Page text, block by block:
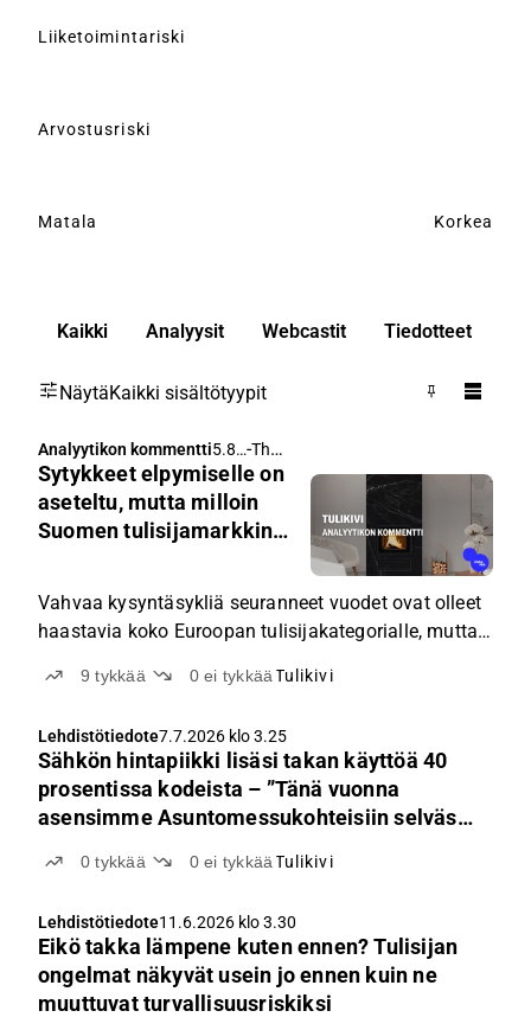
Liiketoimintariski
Arvostusriski
Matala Korkea
Kaikki Analyysit Webcastit Tiedotteet
NäytäKaikki sisältötyypit
Analyytikon kommentti5.8.
202
6 klo
4.54
- Thomas Westerholm
Sytykkeet elpymiselle on
aseteltu, mutta milloin
Suomen tulisijamarkkina
Vahvaa kysyntäsykliä seuranneet vuodet ovat olleet
haastavia koko Euroopan tulisijakategorialle, mutta
9tykkää 0ei tykkää Tulikivi
Lehdistötiedote7.7.2026 klo 3.25
Sähkön hintapiikki lisäsi takan käyttöä 40
prosentissa kodeista – ”Tänä vuonna
asensimme Asuntomessukohteisiin selvästi
0tykkää 0ei tykkää Tulikivi
Lehdistötiedote11.6.2026 klo 3.30
Eikö takka lämpene kuten ennen? Tulisijan
ongelmat näkyvät usein jo ennen kuin ne
muuttuvat turvallisuusriskiksi